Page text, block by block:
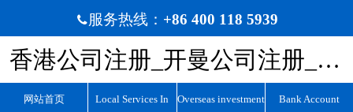
服务热线： +86 400 118 5939
香港公司注册_开曼公司注册_BVI公司注册_离岸公司注册_宏源国际咨询
网站首页 Local Services In Overseas investment Bank Account